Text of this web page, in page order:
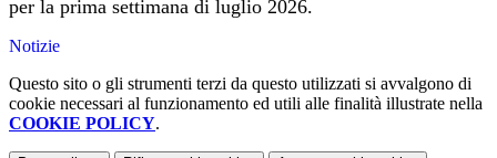
per la prima settimana di luglio 2026.
Notizie
Questo sito o gli strumenti terzi da questo utilizzati si avvalgono di
cookie necessari al funzionamento ed utili alle finalità illustrate nella
COOKIE POLICY.